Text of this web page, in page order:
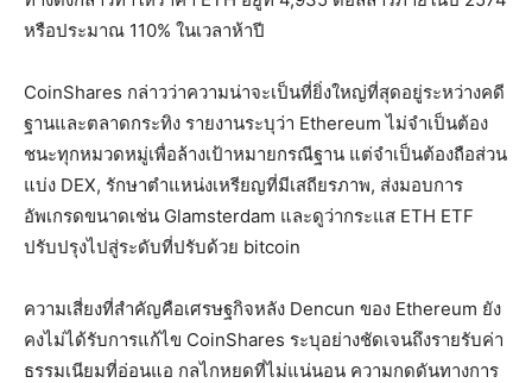
หรือประมาณ 110% ในเวลาห้าปี
CoinShares กล่าวว่าความน่าจะเป็นที่ยิ่งใหญ่ที่สุดอยู่ระหว่างคดี
ฐานและตลาดกระทิง รายงานระบุว่า Ethereum ไม่จำเป็นต้อง
ชนะทุกหมวดหมู่เพื่อล้างเป้าหมายกรณีฐาน แต่จำเป็นต้องถือส่วน
แบ่ง DEX, รักษาตำแหน่งเหรียญที่มีเสถียรภาพ, ส่งมอบการ
อัพเกรดขนาดเช่น Glamsterdam และดูว่ากระแส ETH ETF
ปรับปรุงไปสู่ระดับที่ปรับด้วย bitcoin
ความเสี่ยงที่สำคัญคือเศรษฐกิจหลัง Dencun ของ Ethereum ยัง
คงไม่ได้รับการแก้ไข CoinShares ระบุอย่างชัดเจนถึงรายรับค่า
ธรรมเนียมที่อ่อนแอ กลไกหยดที่ไม่แน่นอน ความกดดันทางการ